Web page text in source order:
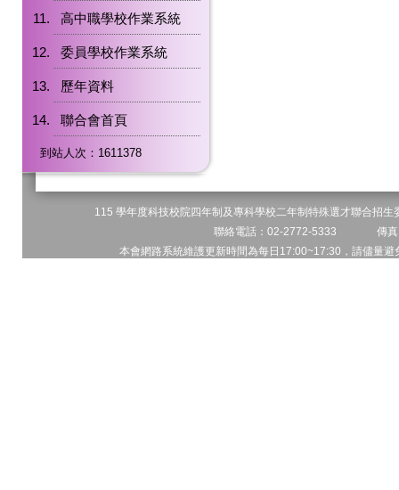
高中職學校作業系統
委員學校作業系統
歷年資料
聯合會首頁
到站人次：1611378
115 學年度科技校院四年制及專科學校二年制特殊選才聯合
聯絡電話：02-2772-5333 傳
本會網路系統維護更新時間為每日17:00~17:30，請儘量